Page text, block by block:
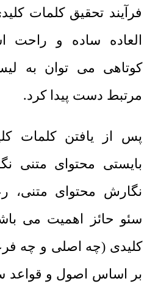
فرآیند تحقیق کلمات
العاده ساده و
کوتاهی می توان به
مرتبط دست پیدا کرد.
پس از یافتن کلمات
بایستی محتوای متنی
نگارش محتوای متنی،
سئو حائز اهمیت می
کلیدی (چه اصلی و چه
بر اساس اصول و